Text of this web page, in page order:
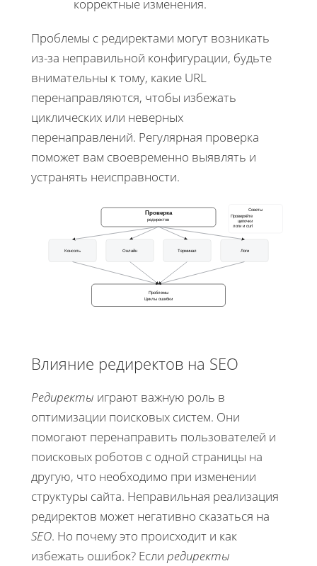
корректные изменения.
Проблемы с редиректами могут возникать
из-за неправильной конфигурации, будьте
внимательны к тому, какие URL
перенаправляются, чтобы избежать
циклических или неверных
перенаправлений. Регулярная проверка
поможет вам своевременно выявлять и
устранять неисправности.
Проверка
редиректов
Консоль Онлайн Терминал Логи
Проблемы
Циклы ошибки
Советы
Проверяйте
цепочки
логи и curl
Влияние редиректов на SEO
Редиректы играют важную роль в
оптимизации поисковых систем. Они
помогают перенаправить пользователей и
поисковых роботов с одной страницы на
другую, что необходимо при изменении
структуры сайта. Неправильная реализация
редиректов может негативно сказаться на
SEO. Но почему это происходит и как
избежать ошибок? Если редиректы